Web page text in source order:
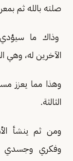
صلته بالله ثم
وذاك ما سيؤدي
الآخرين له، وهي
وهذا مما يعزز
الثالثة.
ومن ثم ينشأ
وفكري وجسدي